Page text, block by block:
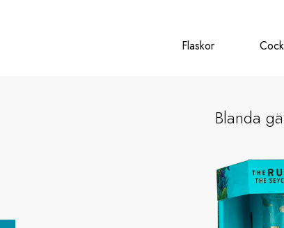
Flaskor
Blanda